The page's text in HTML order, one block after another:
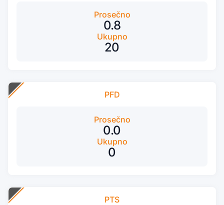
Prosečno
0.8
Ukupno
20
PFD
Prosečno
0.0
Ukupno
0
PTS